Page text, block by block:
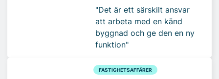
"Det är ett särskilt ansvar
att arbeta med en känd
byggnad och ge den en ny
funktion"
FASTIGHETSAFFÄRER